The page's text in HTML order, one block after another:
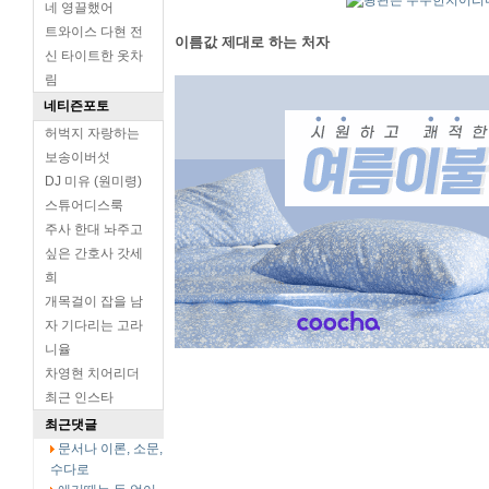
네 영끌했어
트와이스 다현 전
신 타이트한 옷차
림
네티즌포토
허벅지 자랑하는
보송이버섯
DJ 미유 (원미령)
스튜어디스룩
주사 한대 놔주고
싶은 간호사 갓세
희
개목걸이 잡을 남
자 기다리는 고라
니율
차영현 치어리더
최근 인스타
최근댓글
문서나 이론, 소문,
수다로
이름값 제대로 하는 처자